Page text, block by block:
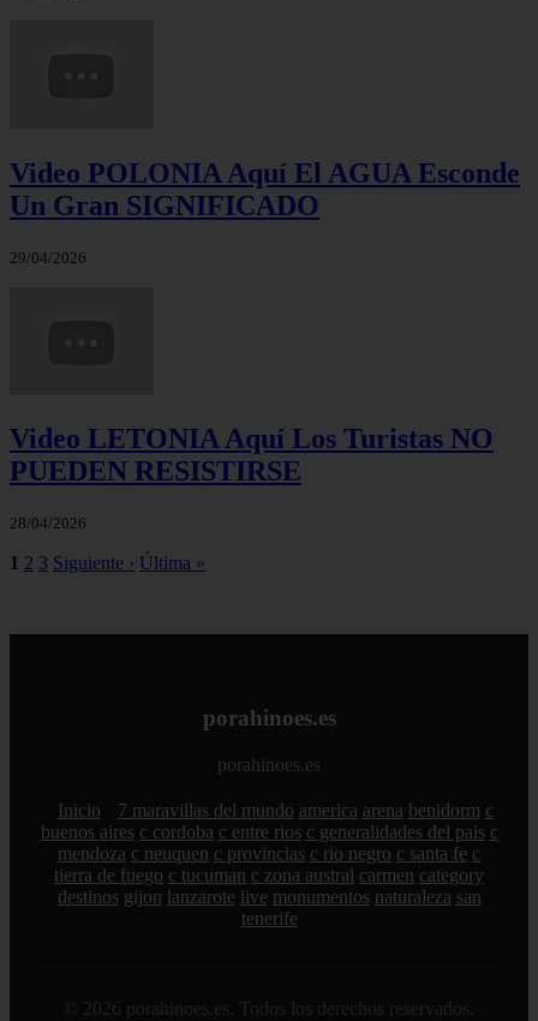
Video POLONIA Aquí El AGUA Esconde
Un Gran SIGNIFICADO
29/04/2026
Video LETONIA Aquí Los Turistas NO
PUEDEN RESISTIRSE
28/04/2026
1 2 3 Siguiente › Última »
porahinoes.es
porahinoes.es
Inicio 7 maravillas del mundo america arena benidorm c
buenos aires c cordoba c entre rios c generalidades del pais c
mendoza c neuquen c provincias c rio negro c santa fe c
tierra de fuego c tucuman c zona austral carmen category
destinos gijon lanzarote live monumentos naturaleza san
tenerife
© 2026 porahinoes.es. Todos los derechos reservados.